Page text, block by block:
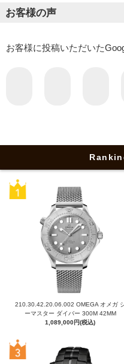
お客様の声
お客様に投稿いただいた
210.30.42.20.06.002 OMEGA オメガ
ーマスター ダイバー 300M 42MM
1,089,000円(税込)